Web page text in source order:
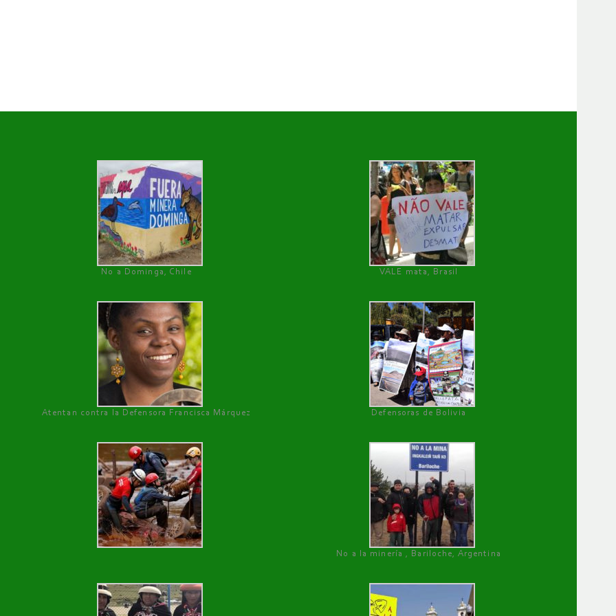
No a Dominga, Chile
VALE mata, Brasil
Atentan contra la Defensora Francisca Márquez Defensoras de Bolivia
No a la minería , Bariloche, Argentina